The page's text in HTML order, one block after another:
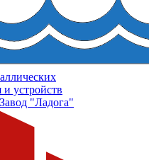
устройств
"Ладога"